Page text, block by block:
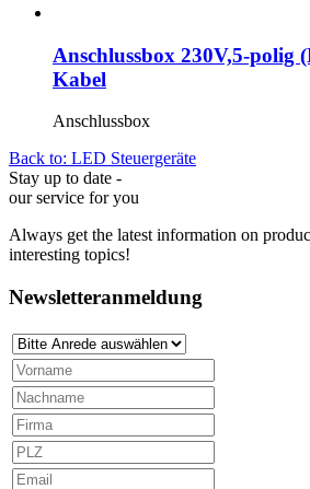
Anschlussbox 230V,5-polig
Kabel
Anschlussbox
Back to: LED Steuergeräte
Stay up to date -
our service for you
Always get the latest information on
interesting topics!
Newsletteranmeldung